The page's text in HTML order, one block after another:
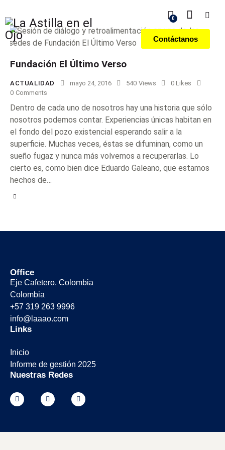
0
Contáctanos
Fundación El Último Verso
ACTUALIDAD mayo 24, 2016 540 Views 0 Likes
0 Comments
Dentro de cada uno de nosotros hay una historia que sólo
nosotros podemos contar. Experiencias únicas habitan en
el fondo del pozo existencial esperando salir a la
superficie. Muchas veces, éstas se difuminan, como un
sueño fugaz y nunca más volvemos a recuperarlas. Lo
cierto es, como bien dice Eduardo Galeano, que estamos
hechos de…
Office
Eje Cafetero, Colombia
Colombia
+57 319 263 9996
info@laaao.com
Links
Inicio
Informe de gestión 2025
Nuestras Redes